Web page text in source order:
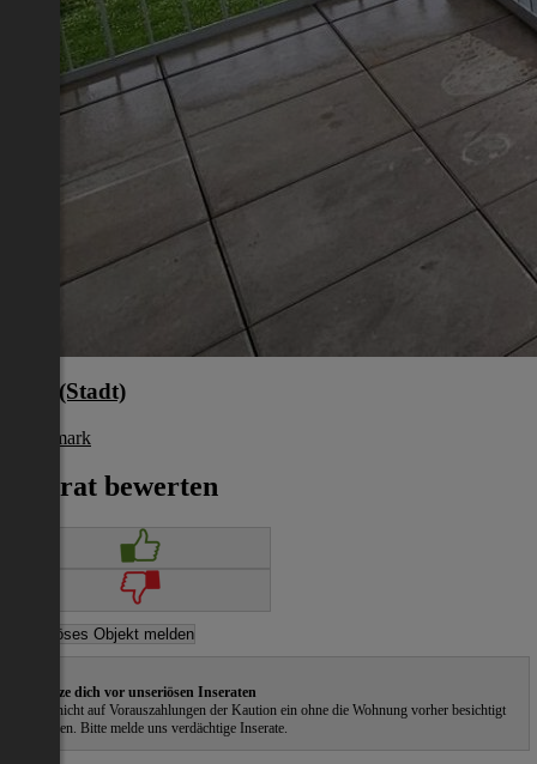
Graz(Stadt)
Steiermark
Inserat bewerten
Schütze dich vor unseriösen Inseraten
Gehe nicht auf Vorauszahlungen der Kaution ein ohne die Wohnung vorher besichtigt
zu haben. Bitte melde uns verdächtige Inserate.